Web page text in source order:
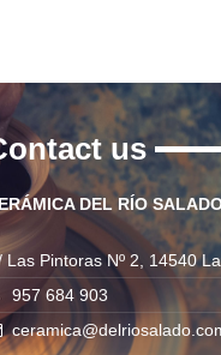
us
DEL RÍO
Las Pintoras Nº 2, 14540
957 684 903